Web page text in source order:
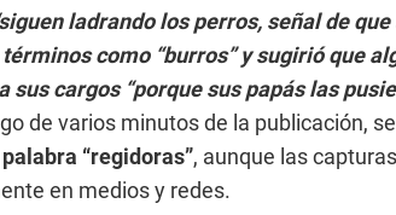
ladrando los perros, señal de
como “burros” y sugirió que
sus cargos “porque sus papás las
de varios minutos de la publicación,
“regidoras”, aunque las
en medios y redes.